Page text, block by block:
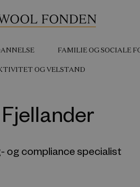
FAMILIE OG SOCIALE
OG VELSTAND
og compliance specialist